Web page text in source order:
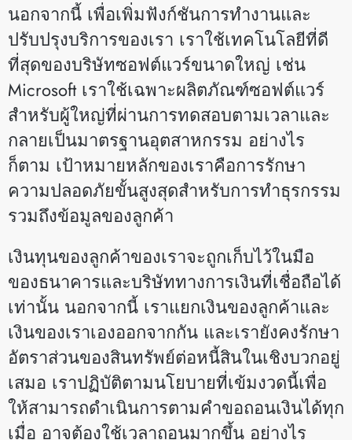
นอกจากนี้ เพื่อเพิ่มฟังก์ชันการทำงานและ
ปรับปรุงบริการของเรา เราใช้เทคโนโลยีที่ดี
ที่สุดของบริษัทซอฟต์แวร์ขนาดใหญ่ เช่น
Microsoft เราใช้เฉพาะผลิตภัณฑ์ซอฟต์แวร์
สำหรับผู้ใหญ่ที่ผ่านการทดสอบตามเวลาและ
กลายเป็นมาตรฐานอุตสาหกรรม อย่างไร
ก็ตาม เป้าหมายหลักของเราคือการรักษา
ความปลอดภัยขั้นสูงสุดสำหรับการทำธุรกรรม
รวมถึงข้อมูลของลูกค้า
เงินทุนของลูกค้าของเราจะถูกเก็บไว้ในมือ
ของธนาคารและบริษัททางการเงินที่เชื่อถือได้
เท่านั้น นอกจากนี้ เราแยกเงินของลูกค้าและ
เงินของเราเองออกจากกัน และเรายังคงรักษา
อัตราส่วนของสินทรัพย์ต่อหนี้สินในเชิงบวกอยู่
เสมอ เราปฏิบัติตามนโยบายที่เข้มงวดนี้เพื่อ
ให้สามารถดำเนินการตามคำขอถอนเงินได้ทุก
เมื่อ อาจต้องใช้เวลาถอนมากขึ้น อย่างไร